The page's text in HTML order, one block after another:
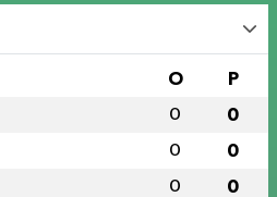
O P
0 0
0 0
0 0